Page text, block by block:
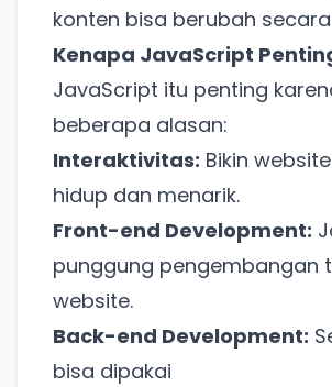
konten bisa berubah
Kenapa JavaScript
JavaScript itu penting
beberapa alasan:
Interaktivitas: Bikin
hidup dan menarik.
Front-end Development:
punggung pengembangan
website.
Back-end Development:
bisa dipakai